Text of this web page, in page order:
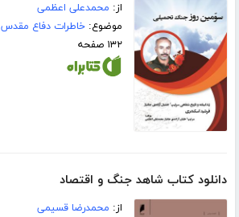
از: محمدعلی اعظمی
موضوع:خاطرات دفاع مقدس
۱۳۲ صفحه
دانلود کتاب شاهد جنگ و اقتصاد
از: محمدرضا قسیمی